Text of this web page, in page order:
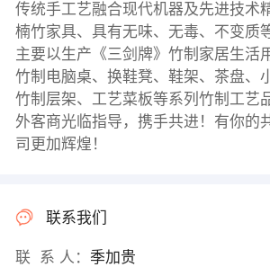
传统手工艺融合现代机器及先进技术
楠竹家具、具有无味、无毒、不变质
主要以生产《三剑牌》竹制家居生活
竹制电脑桌、换鞋凳、鞋架、茶盘、
竹制层架、工艺菜板等系列竹制工艺
外客商光临指导，携手共进！有你的
司更加辉煌！
联系我们
联 系 人： 季加贵